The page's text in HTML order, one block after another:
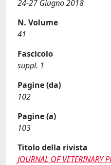
24-27 Giugno 2018
N. Volume
41
Fascicolo
suppl. 1
Pagine (da)
102
Pagine (a)
103
Titolo della rivista
JOURNAL OF VETERINARY